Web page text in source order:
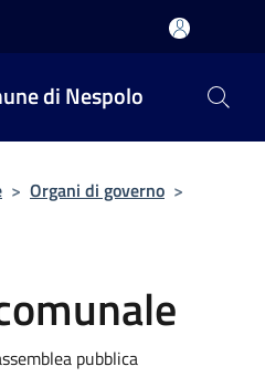
di Nespolo
> Organi di governo >
pubblica